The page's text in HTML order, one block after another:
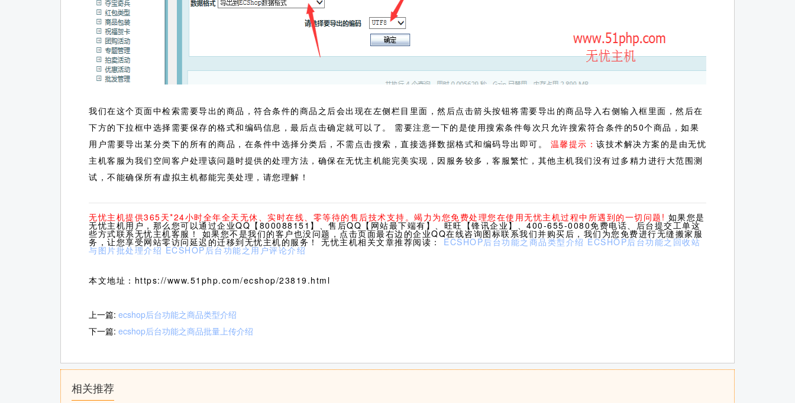
我们在这个页面中检索需要导出的商品，符合条件的商品之后会出现在左侧栏目里面，然后点击箭头按钮将需要导出的商品导入右侧输入框里面，然后在
下方的下拉框中选择需要保存的格式和编码信息，最后点击确定就可以了。 需要注意一下的是使用搜索条件每次只允许搜索符合条件的50个商品，如果
用户需要导出某分类下的所有的商品，在条件中选择分类后，不需点击搜索，直接选择数据格式和编码导出即可。 温馨提示： 该技术解决方案的是由无忧
主机客服为我们空间客户处理该问题时提供的处理方法，确保在无忧主机能完美实现，因服务较多，客服繁忙，其他主机我们没有过多精力进行大范围测
试，不能确保所有虚拟主机都能完美处理，请您理解！
无忧主机提供365天*24小时全年全天无休、实时在线、零等待的售后技术支持。竭力为您免费处理您在使用无忧主机过程中所遇到的一切问题! 如果您是
无忧主机用户，那么您可以通过企业QQ【800088151】、售后QQ【网站最下端有】、旺旺【锋讯企业】、400-655-0080免费电话、后台提交工单这
些方式联系无忧主机客服！ 如果您不是我们的客户也没问题，点击页面最右边的企业QQ在线咨询图标联系我们并购买后，我们为您免费进行无缝搬家服
务，让您享受网站零访问延迟的迁移到无忧主机的服务！ 无忧主机相关文章推荐阅读： ECSHOP后台功能之商品类型介绍 ECSHOP后台功能之回收站
与图片批处理介绍 ECSHOP后台功能之用户评论介绍
本文地址：https://www.51php.com/ecshop/23819.html
上一篇: ecshop后台功能之商品类型介绍
下一篇: ecshop后台功能之商品批量上传介绍
相关推荐